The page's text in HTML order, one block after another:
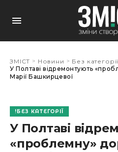
ЗМІСТ > Новини > Без категорії
У Полтаві відремонтують
Марії Башкирцевої
БЕЗ КАТЕГОРІЇ
У Полтаві
«проблемну»